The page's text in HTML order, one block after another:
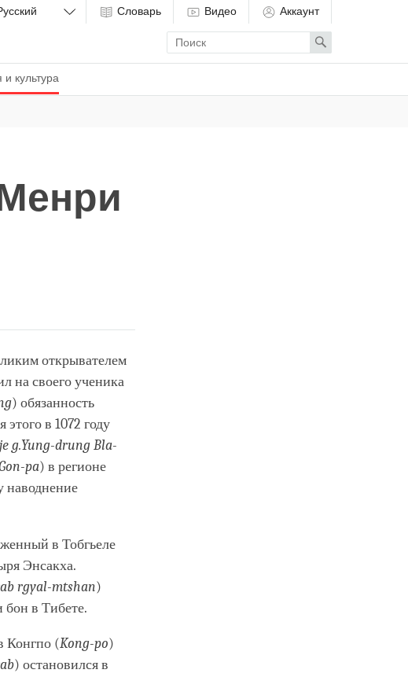
и культура
Словарь Видео Аккаунт
Enter
search
term
Search
открывателем
на своего ученика
) обязанность
в 1072 году
g.Yung-drung Bla-
pa) в регионе
наводнение
в Тобгьеле
Энсакха.
rgyal-mtshan)
бон в Тибете.
Конгпо (Kong-po)
) остановился в